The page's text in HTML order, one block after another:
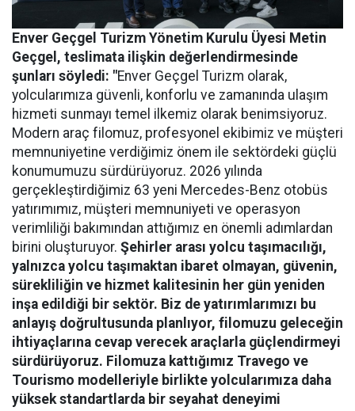
Enver Geçgel Turizm Yönetim Kurulu Üyesi Metin
Geçgel , teslimata ilişkin değerlendirmesinde
şunları söyledi: "Enver Geçgel Turizm olarak,
yolcularımıza güvenli, konforlu ve zamanında ulaşım
hizmeti sunmayı temel ilkemiz olarak benimsiyoruz.
Modern araç filomuz, profesyonel ekibimiz ve müşteri
memnuniyetine verdiğimiz önem ile sektördeki güçlü
konumumuzu sürdürüyoruz. 2026 yılında
gerçekleştirdiğimiz 63 yeni Mercedes-Benz otobüs
yatırımımız, müşteri memnuniyeti ve operasyon
verimliliği bakımından attığımız en önemli adımlardan
birini oluşturuyor. Şehirler arası yolcu taşımacılığı,
yalnızca yolcu taşımaktan ibaret olmayan, güvenin,
sürekliliğin ve hizmet kalitesinin her gün yeniden
inşa edildiği bir sektör. Biz de yatırımlarımızı bu
anlayış doğrultusunda planlıyor, filomuzu geleceğin
ihtiyaçlarına cevap verecek araçlarla güçlendirmeyi
sürdürüyoruz. Filomuza kattığımız Travego ve
Tourismo modelleriyle birlikte yolcularımıza daha
yüksek standartlarda bir seyahat deneyimi